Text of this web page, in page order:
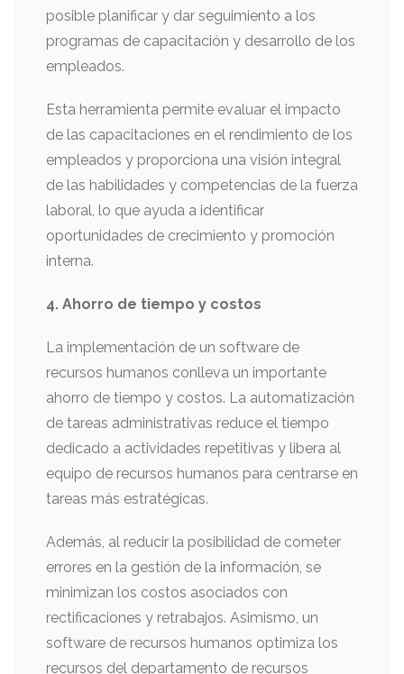
posible planificar y dar seguimiento a los
programas de capacitación y desarrollo de los
empleados.
Esta herramienta permite evaluar el impacto
de las capacitaciones en el rendimiento de los
empleados y proporciona una visión integral
de las habilidades y competencias de la fuerza
laboral, lo que ayuda a identificar
oportunidades de crecimiento y promoción
interna.
4. Ahorro de tiempo y costos
La implementación de un software de
recursos humanos conlleva un importante
ahorro de tiempo y costos. La automatización
de tareas administrativas reduce el tiempo
dedicado a actividades repetitivas y libera al
equipo de recursos humanos para centrarse en
tareas más estratégicas.
Además, al reducir la posibilidad de cometer
errores en la gestión de la información, se
minimizan los costos asociados con
rectificaciones y retrabajos. Asimismo, un
software de recursos humanos optimiza los
recursos del departamento de recursos